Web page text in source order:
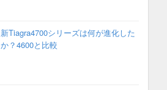
新Tiagra4700シリーズは何が進化した
か？4600と比較